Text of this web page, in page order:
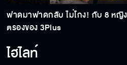
ฟาดมาฟาดกลับ ไม่โกง! กับ 8 หญิ
ตรองของ 3Plus
ไฮไลท์